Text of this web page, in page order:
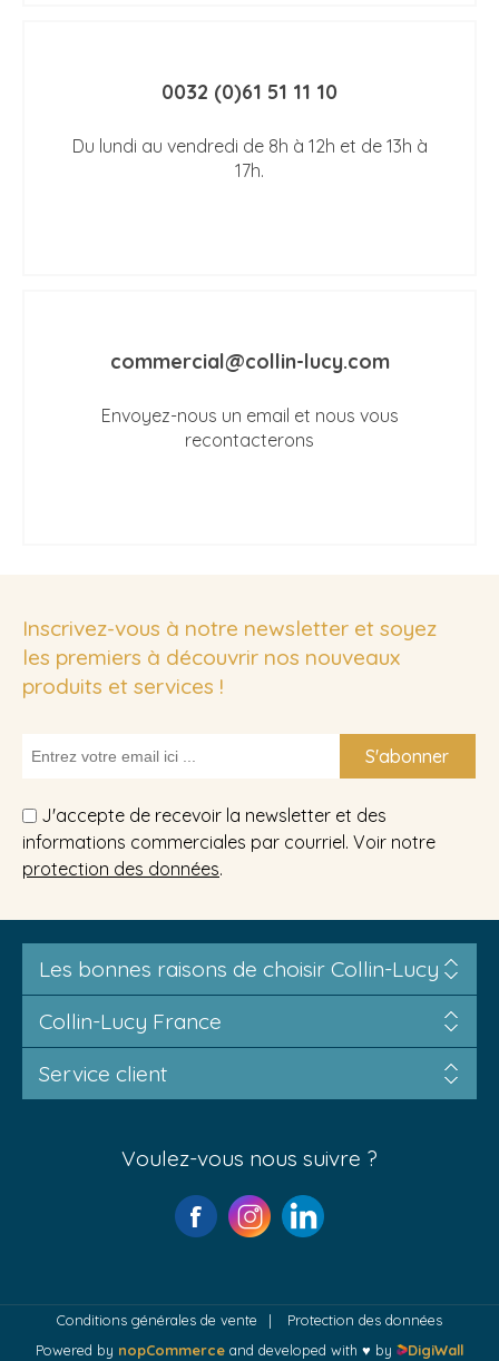
0032 (0)61 51 11 10
Du lundi au vendredi de 8h à 12h et de 13h à
17h.
commercial@collin-lucy.com
Envoyez-nous un email et nous vous
recontacterons
Inscrivez-vous à notre newsletter et soyez
les premiers à découvrir nos nouveaux
produits et services !
S'abonner
J'accepte de recevoir la newsletter et des
informations commerciales par courriel. Voir notre
protection des données.
Les bonnes raisons de choisir Collin-Lucy
Collin-Lucy France
Service client
Voulez-vous nous suivre ?
Conditions générales de vente
Protection des données
Powered by nopCommerce and developed with ♥ by DigiWall